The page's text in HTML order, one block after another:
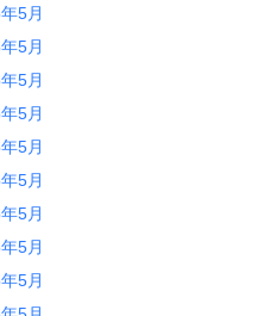
5月
5月
5月
5月
5月
5月
5月
5月
5月